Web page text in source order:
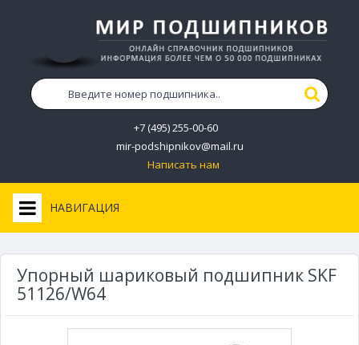
+7 (495) 255-00-60
mir-podshipnikov@mail.ru
Написать нам
НАВИГАЦИЯ
Упорный шариковый подшипник SKF
51126/W64